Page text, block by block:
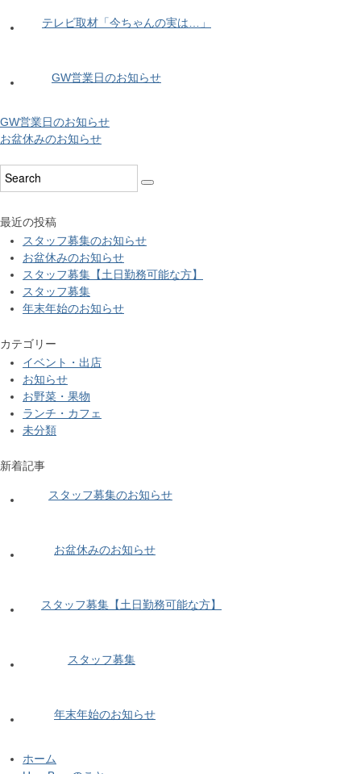
テレビ取材「今ちゃんの実は…」
GW営業日のお知らせ
GW営業日のお知らせ
お盆休みのお知らせ
最近の投稿
スタッフ募集のお知らせ
お盆休みのお知らせ
スタッフ募集【土日勤務可能な方】
スタッフ募集
年末年始のお知らせ
カテゴリー
イベント・出店
お知らせ
お野菜・果物
ランチ・カフェ
未分類
新着記事
スタッフ募集のお知らせ
お盆休みのお知らせ
スタッフ募集【土日勤務可能な方】
スタッフ募集
年末年始のお知らせ
ホーム